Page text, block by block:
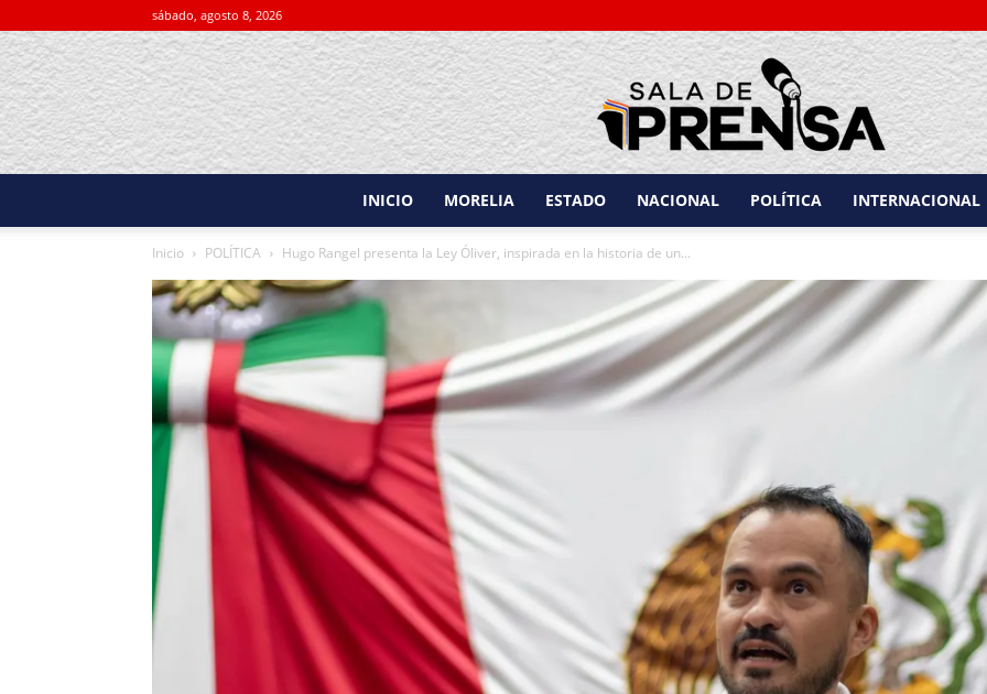
sábado, agosto 8, 2026
de
Prensa
Noticias
INICIO MORELIA ESTADO NACIONAL POLÍTICA INTERNACIONAL
Inicio POLÍTICA Hugo Rangel presenta la Ley Óliver, inspirada en la historia de un...